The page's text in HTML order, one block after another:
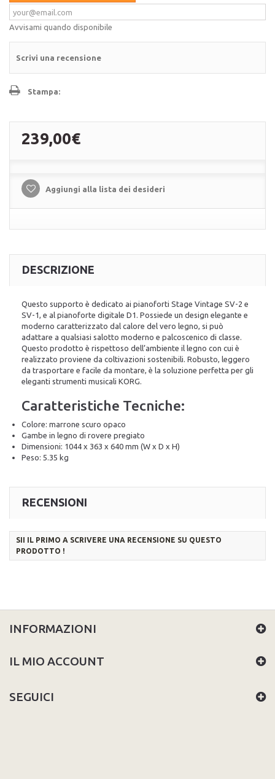
Avvisami quando disponibile
Scrivi una recensione
Stampa:
239,00€
Aggiungi alla lista dei desideri
DESCRIZIONE
Questo supporto è dedicato ai pianoforti Stage Vintage SV-2 e
SV-1, e al pianoforte digitale D1. Possiede un design elegante e
moderno caratterizzato dal calore del vero legno, si può
adattare a qualsiasi salotto moderno e palcoscenico di classe.
Questo prodotto è rispettoso dell’ambiente il legno con cui è
realizzato proviene da coltivazioni sostenibili. Robusto, leggero
da trasportare e facile da montare, è la soluzione perfetta per gli
eleganti strumenti musicali KORG.
Caratteristiche Tecniche:
Colore: marrone scuro opaco
Gambe in legno di rovere pregiato
Dimensioni: 1044 x 363 x 640 mm (W x D x H)
Peso: 5.35 kg
RECENSIONI
SII IL PRIMO A SCRIVERE UNA RECENSIONE SU QUESTO
PRODOTTO !
INFORMAZIONI
IL MIO ACCOUNT
SEGUICI